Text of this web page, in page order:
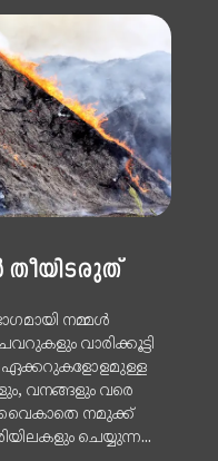
തീയിടരുത്
നമ്മൾ
വാരിക്കൂട്ടി
ഏക്കറുകളോളമുള്ള
വനങ്ങളും വരെ
വൈകാതെ നമുക്ക്
കരിയിലകളും ചെയ്യുന്ന...